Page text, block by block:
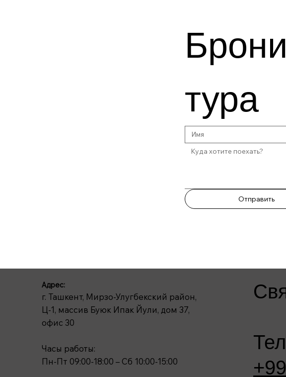
тура
Отправить
Адрес:
г. Ташкент, Мирзо-Улугбекский район,
Ц-1, массив Буюк Ипак Йули, дом 37,
офис 30
Часы работы:
Пн-Пт 09:00-18:00 – Сб 10:00-15:00